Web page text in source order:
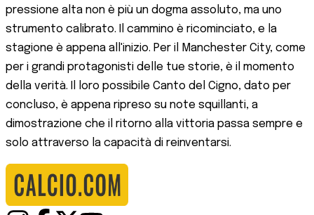
pressione alta non è più un dogma assoluto, ma uno
strumento calibrato. Il cammino è ricominciato, e la
stagione è appena all'inizio. Per il Manchester City, come
per i grandi protagonisti delle tue storie, è il momento
della verità. Il loro possibile Canto del Cigno, dato per
concluso, è appena ripreso su note squillanti, a
dimostrazione che il ritorno alla vittoria passa sempre e
solo attraverso la capacità di reinventarsi.